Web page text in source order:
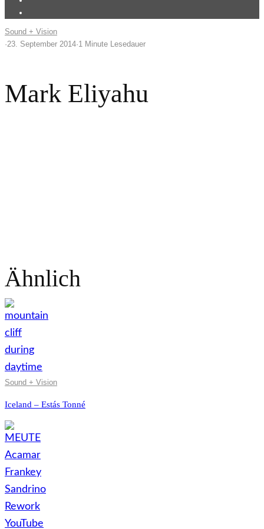
Sound + Vision
·23. September 2014·1 Minute Lesedauer
Mark Eliyahu
Ähnlich
Sound + Vision
Iceland – Estás Tonné